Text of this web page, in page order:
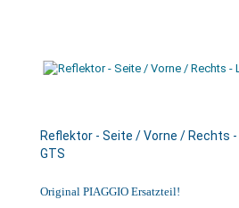
Reflektor - Seite / Vorne / Rechts -
GTS
Original PIAGGIO Ersatzteil!